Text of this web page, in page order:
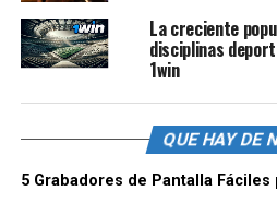
La creciente
disciplinas
1win
QUE HAY DE
5 Grabadores de Pantalla Fáciles